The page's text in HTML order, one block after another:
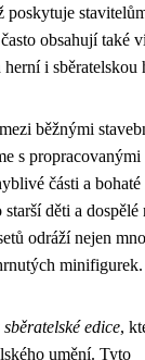
poskytuje
obsahují také
i sběratelskou
běžnými
s propracovanými
části a
děti a dospělé
odráží nejen
minifigurek.
edice,
umění. Tyto